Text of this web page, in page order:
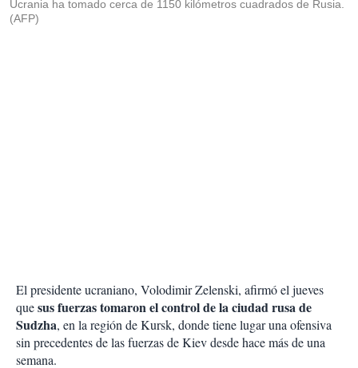
Ucrania ha tomado cerca de 1150 kilómetros cuadrados de Rusia.
(AFP)
El presidente ucraniano, Volodimir Zelenski, afirmó el jueves
quesus fuerzas tomaron el control de la ciudad rusa de
Sudzha, en la región de Kursk, donde tiene lugar una ofensiva
sin precedentes de las fuerzas de Kiev desde hace más de una
semana.